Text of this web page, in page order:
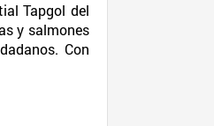
Tapgol del
y salmones
Con